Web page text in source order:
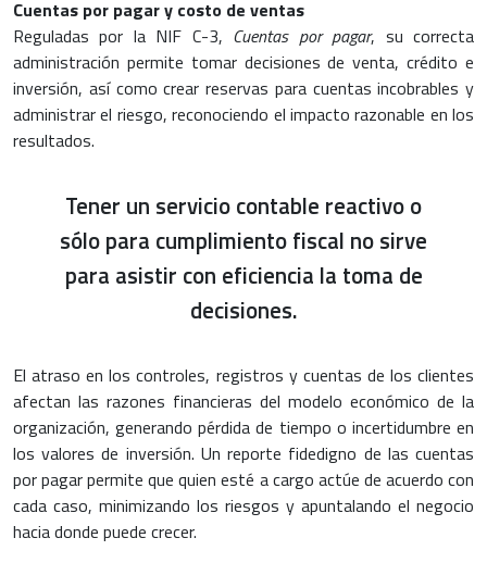
Cuentas por pagar y costo de ventas
Reguladas por la NIF C-3, Cuentas por pagar, su correcta
administración permite tomar decisiones de venta, crédito e
inversión, así como crear reservas para cuentas incobrables y
administrar el riesgo, reconociendo el impacto razonable en los
resultados.
Tener un servicio contable reactivo o
sólo para cumplimiento fiscal no sirve
para asistir con eficiencia la toma de
decisiones.
El atraso en los controles, registros y cuentas de los clientes
afectan las razones financieras del modelo económico de la
organización, generando pérdida de tiempo o incertidumbre en
los valores de inversión. Un reporte fidedigno de las cuentas
por pagar permite que quien esté a cargo actúe de acuerdo con
cada caso, minimizando los riesgos y apuntalando el negocio
hacia donde puede crecer.